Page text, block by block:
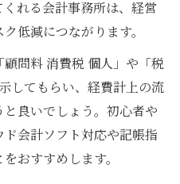
士登録の実務手順
公認会計士資格の強み
士登録までの流れを解
法研修要件と実務手順
務所キャリアを広げる
れる会計事務所は、経営
低減につながります。
問料 消費税 個人」や「税
してもらい、経費計上の流
良いでしょう。初心者や
会計ソフト対応や記帳指
おすすめします。